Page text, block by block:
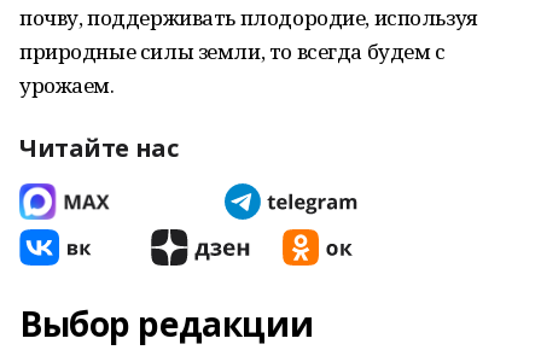
почву, поддерживать плодородие, используя
природные силы земли, то всегда будем с
урожаем.
Читайте нас
Выбор редакции